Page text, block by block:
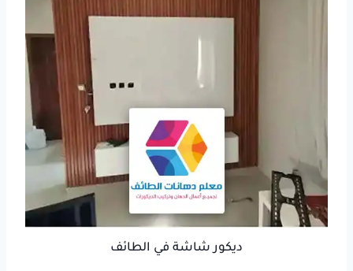
ديكور شاشة في الطائف